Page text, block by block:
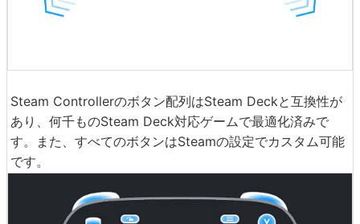
Steam Controllerのボタン配列はSteam Deckと互換性が
あり、何千ものSteam Deck対応ゲームで最適化済みで
す。また、すべてのボタンはSteamの設定でカスタム可能
です。